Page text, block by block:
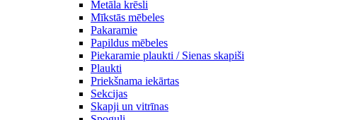
Metāla krēsli
Mīkstās mēbeles
Pakaramie
Papildus mēbeles
Piekaramie plaukti / Sienas skapiši
Plaukti
Priekšnama iekārtas
Sekcijas
Skapji un vitrīnas